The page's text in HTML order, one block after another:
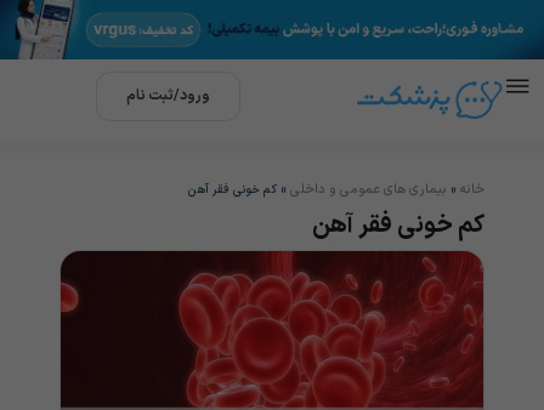
ورود/ثبت نام
خانه » بیماری های عمومی و داخلی » کم خونی فقر آهن
کم خونی فقر آهن